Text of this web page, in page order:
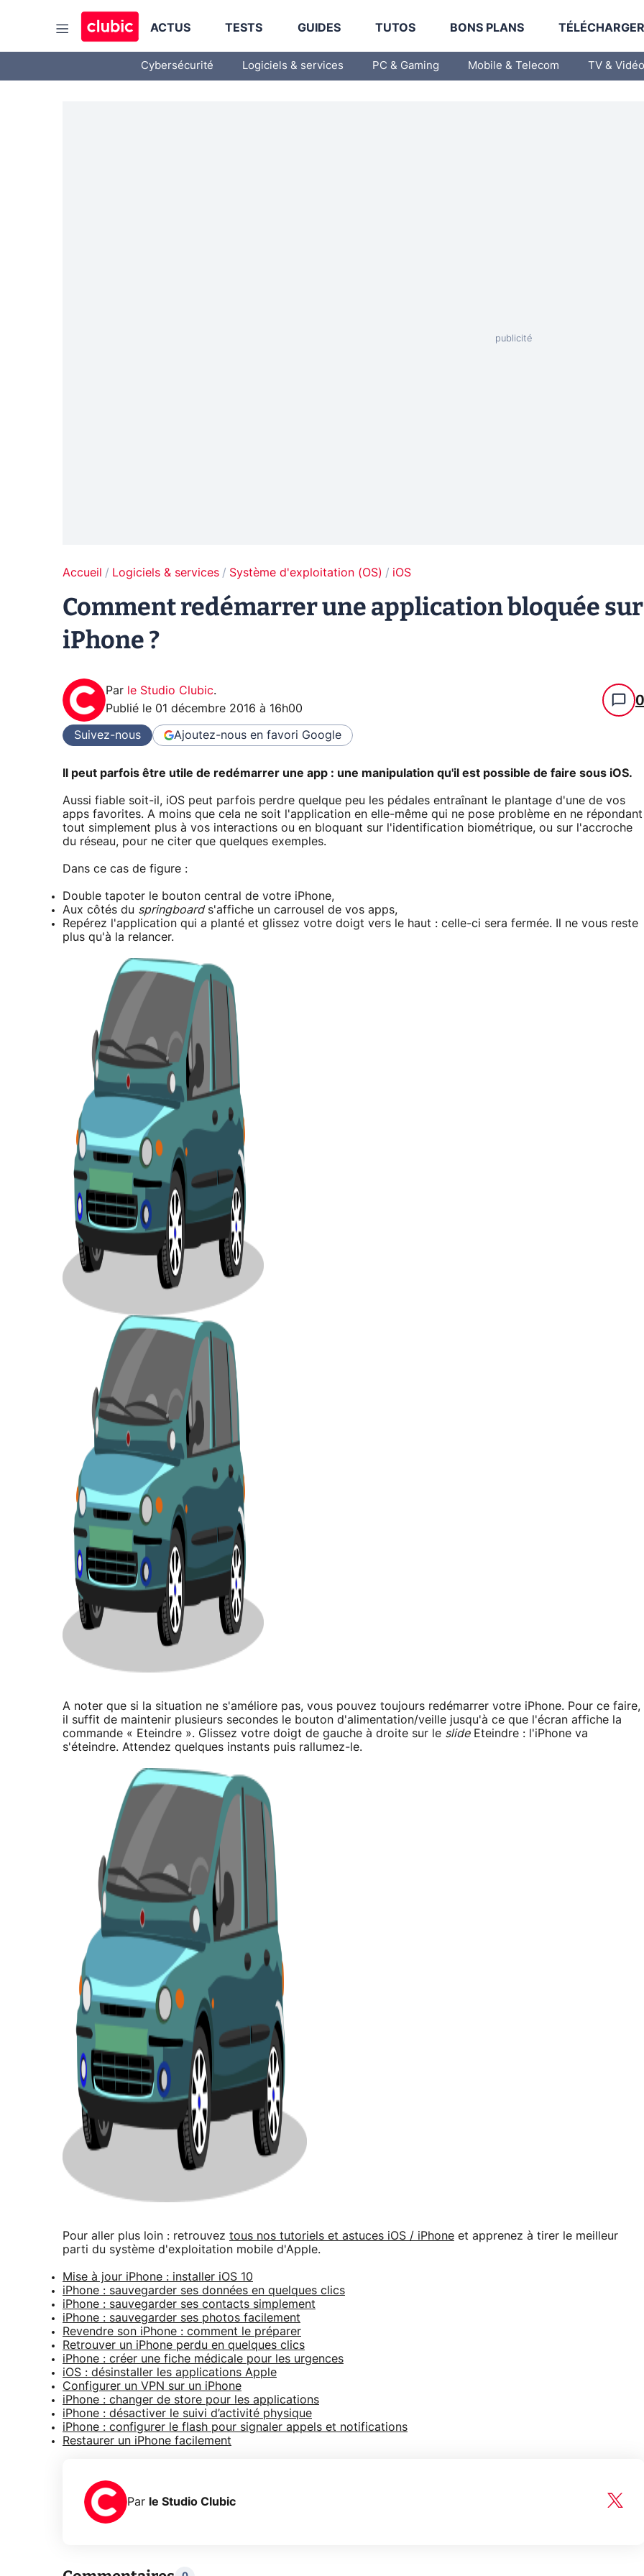
ACTUS TESTS GUIDES TUTOS BONS PLANS
Cybersécurité Logiciels & services PC & Gaming Mobile & Telecom TV & Vidéo
Accueil Logiciels & services Système d'exploitation (OS) iOS
Comment redémarrer une application bloquée sur
iPhone ?
Par le Studio Clubic.
Publié le 01 décembre 2016 à 16h00 0
Suivez-nous Ajoutez-nous en favori Google
Il peut parfois être utile de redémarrer une app : une manipulation qu'il est possible de faire sous iOS.
Aussi fiable soit-il, iOS peut parfois perdre quelque peu les pédales entraînant le plantage d'une de vos
apps favorites. A moins que cela ne soit l'application en elle-même qui ne pose problème en ne répondant
tout simplement plus à vos interactions ou en bloquant sur l'identification biométrique, ou sur l'accroche
du réseau, pour ne citer que quelques exemples.
Dans ce cas de figure :
Double tapoter le bouton central de votre iPhone,
Aux côtés du springboards'affiche un carrousel de vos apps,
Repérez l'application qui a planté et glissez votre doigt vers le haut : celle-ci sera fermée. Il ne vous reste
plus qu'à la relancer.
A noter que si la situation ne s'améliore pas, vous pouvez toujours redémarrer votre iPhone. Pour ce faire,
il suffit de maintenir plusieurs secondes le bouton d'alimentation/veille jusqu'à ce que l'écran affiche la
commande « Eteindre ». Glissez votre doigt de gauche à droite sur le slideEteindre : l'iPhone va
s'éteindre. Attendez quelques instants puis rallumez-le.
Pour aller plus loin : retrouvez tous nos tutoriels et astuces iOS / iPhone et apprenez à tirer le meilleur
parti du système d'exploitation mobile d'Apple.
Mise à jour iPhone : installer iOS 10
iPhone : sauvegarder ses données en quelques clics
iPhone : sauvegarder ses contacts simplement
iPhone : sauvegarder ses photos facilement
Revendre son iPhone : comment le préparer
Retrouver un iPhone perdu en quelques clics
iPhone : créer une fiche médicale pour les urgences
iOS : désinstaller les applications Apple
Configurer un VPN sur un iPhone
iPhone : changer de store pour les applications
iPhone : désactiver le suivi d’activité physique
iPhone : configurer le flash pour signaler appels et notifications
Restaurer un iPhone facilement
Par le Studio Clubic